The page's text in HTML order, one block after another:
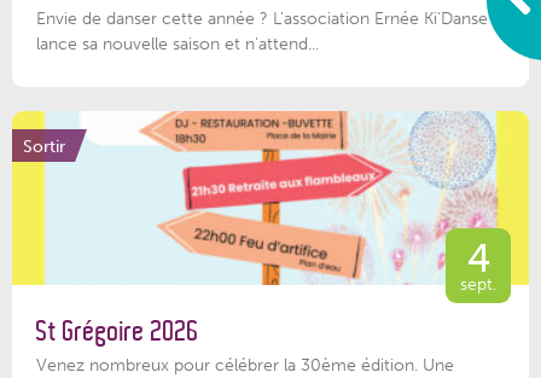
Envie de danser cette année ? L'association Ernée Ki'Danse
lance sa nouvelle saison et n'attend...
Sortir
4
sept.
St Grégoire 2026
Venez nombreux pour célébrer la 30ème édition. Une